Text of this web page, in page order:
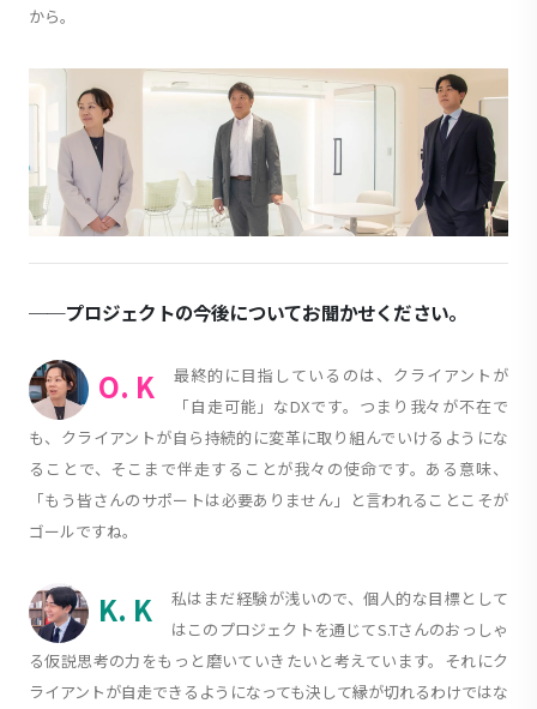
から。
──プロジェクトの今後についてお聞かせください。
O. K
最終的に目指しているのは、クライアントが
「自走可能」なDXです。つまり我々が不在で
も、クライアントが自ら持続的に変革に取り組んでいけるようにな
ることで、そこまで伴走することが我々の使命です。ある意味、
「もう皆さんのサポートは必要ありません」と言われることこそが
ゴールですね。
K. K
私はまだ経験が浅いので、個人的な目標として
はこのプロジェクトを通じてS.Tさんのおっしゃ
る仮説思考の力をもっと磨いていきたいと考えています。それにク
ライアントが自走できるようになっても決して縁が切れるわけではな